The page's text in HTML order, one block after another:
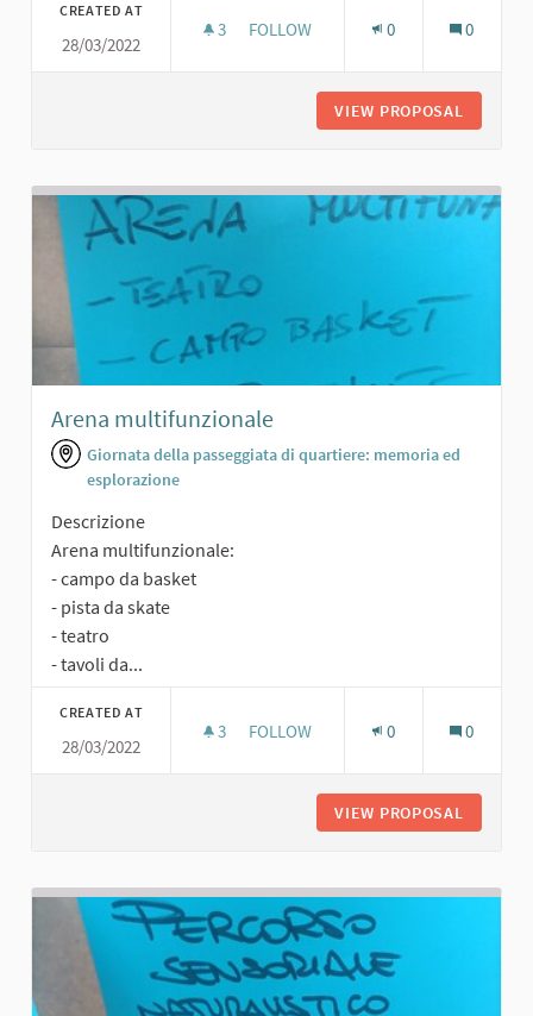
CREATED AT
28/03/2022
3 3 FOLLOWERS
FOLLOW 0 0
VIEW PROPOSAL
Arena multifunzionale
Giornata della passeggiata di quartiere: memoria ed
esplorazione
Descrizione
Arena multifunzionale:
- campo da basket
- pista da skate
- teatro
- tavoli da...
CREATED AT
28/03/2022
3 3 FOLLOWERS
FOLLOW 0 0
VIEW PROPOSAL